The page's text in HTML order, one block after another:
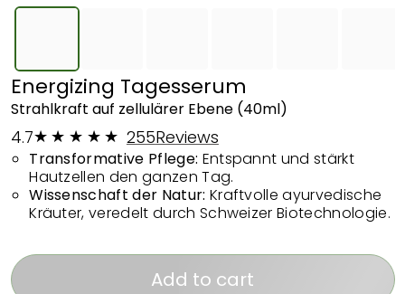
Energizing Tagesserum
Strahlkraft auf zellulärer Ebene (40ml)
4.7 255Reviews
Transformative Pflege: Entspannt und stärkt
Hautzellen den ganzen Tag.
Wissenschaft der Natur: Kraftvolle ayurvedische
Kräuter, veredelt durch Schweizer Biotechnologie.
Add to cart